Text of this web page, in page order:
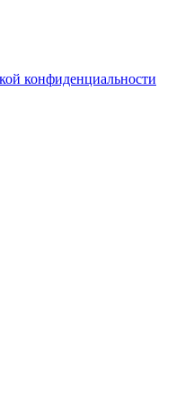
конфиденциальности